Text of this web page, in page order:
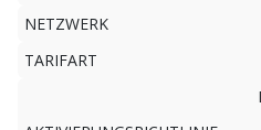
NETZWERK
TARIFART